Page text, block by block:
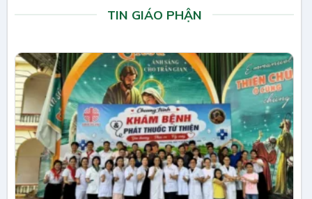
TIN GIÁO PHẬN